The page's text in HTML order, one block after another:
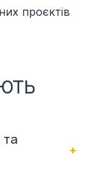
проєктів
та